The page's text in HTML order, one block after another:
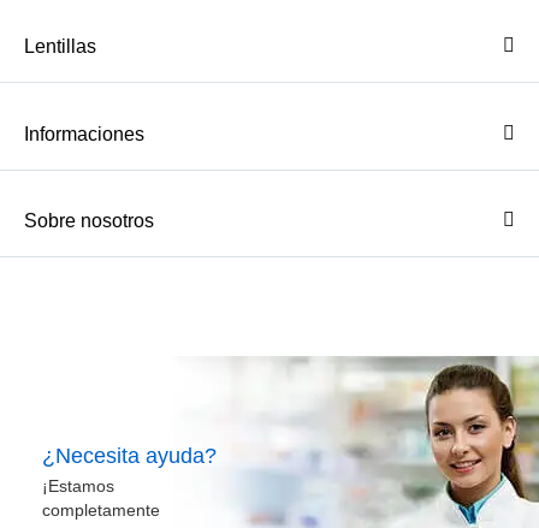
Lentillas
Informaciones
Sobre nosotros
¿Necesita ayuda?
¡Estamos
completamente